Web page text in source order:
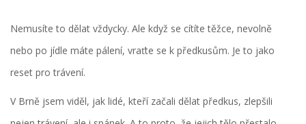
Nemusíte to dělat vždycky. Ale když se cítíte těžce, nevolně
nebo po jídle máte pálení, vraťte se k předkusům. Je to jako
reset pro trávení.
V Brně jsem viděl, jak lidé, kteří začali dělat předkus, zlepšili